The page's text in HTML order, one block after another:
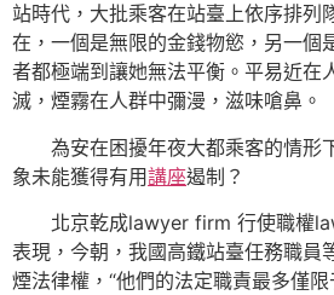
站時代，大批乘客在站臺上依序排列
在，一個是無限的金錢物慾，另一個
者都極端到讓她無法平衡。平易近在
滅，煙霧在人群中彌漫，滋味嗆鼻。
為安在困擾年夜大都乘客的情形
象未能獲得有用講座遏制？
北京乾成lawyer firm 行使職權
表現，今朝，我國高鐵站臺任務職員
煙法律權，“他們的法定職責最多僅限